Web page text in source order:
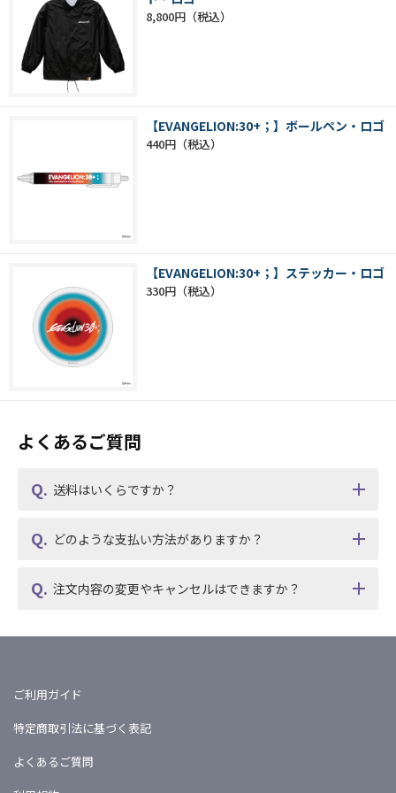
8,800円
【EVANGELION:30+；】ボールペン・ロゴ
440円
【EVANGELION:30+；】ステッカー・ロゴ
330円
よくあるご質問
送料はいくらですか？
どのような支払い方法がありますか？
注文内容の変更やキャンセルはできますか？
ご利用ガイド
特定商取引法に基づく表記
よくあるご質問